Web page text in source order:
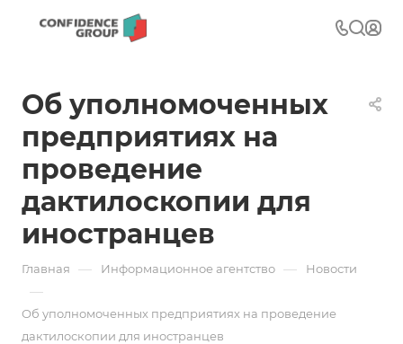
Об уполномоченных
предприятиях на
проведение
дактилоскопии для
иностранцев
Главная — Информационное агентство — Новости
—
Об уполномоченных предприятиях на проведение
дактилоскопии для иностранцев